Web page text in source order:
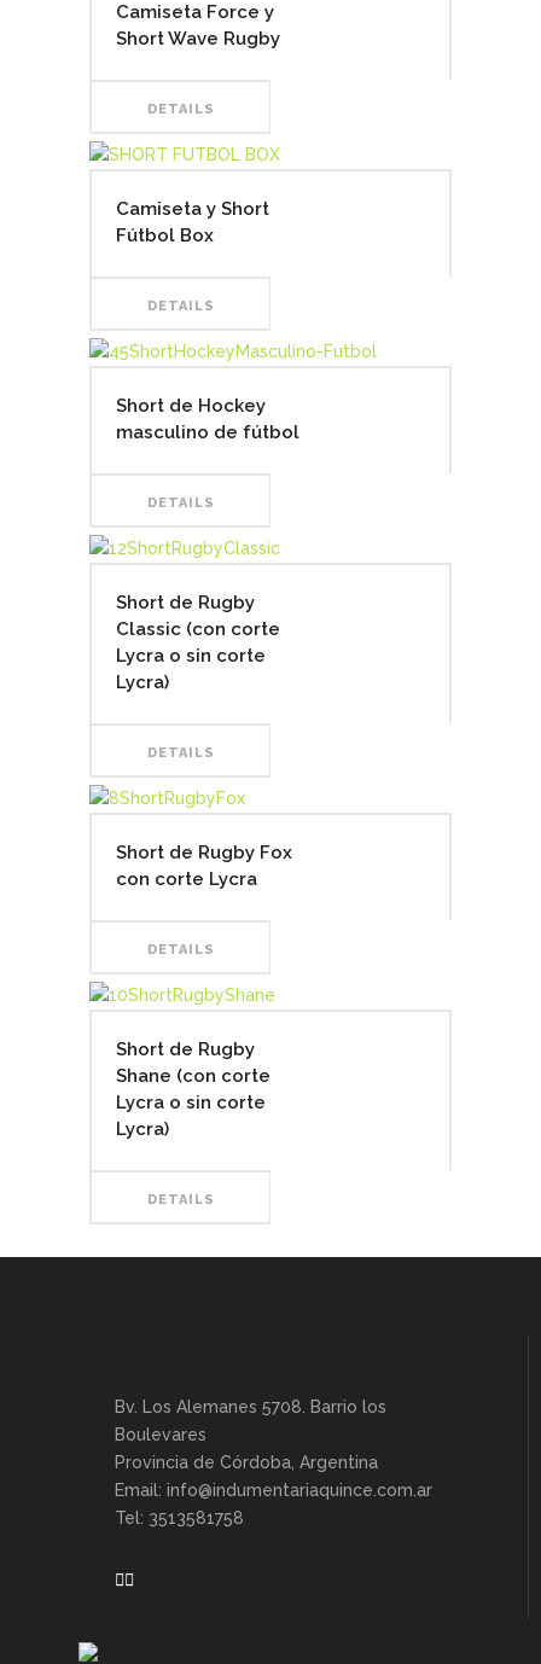
Camiseta Force y
Short Wave Rugby
DETAILS
Camiseta y Short
Fútbol Box
DETAILS
Short de Hockey
masculino de fútbol
DETAILS
Short de Rugby
Classic (con corte
Lycra o sin corte
Lycra)
DETAILS
Short de Rugby Fox
con corte Lycra
DETAILS
Short de Rugby
Shane (con corte
Lycra o sin corte
Lycra)
DETAILS
Bv. Los Alemanes 5708. Barrio los
Boulevares
Provincia de Córdoba, Argentina
Email: info@indumentariaquince.com.ar
Tel: 3513581758